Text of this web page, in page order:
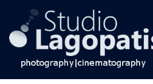
content